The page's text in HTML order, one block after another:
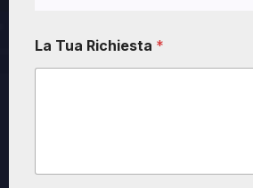
La Tua Richiesta *